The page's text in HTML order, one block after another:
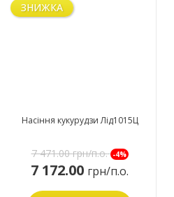
ЗНИЖКА
Насіння кукурудзи Лід1015Ц
7 471.00грн/п.о. -4%
7 172.00 грн/п.о.